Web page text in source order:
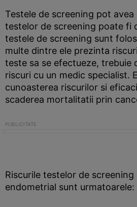
Testele de screening pot avea
testelor de screening poate fi
testele de screening sunt
multe dintre ele prezinta
teste sa se efectueze, trebuie
riscuri cu un medic specialist.
cunoasterea riscurilor si
scaderea mortalitatii prin
Riscurile testelor de
endometrial sunt urmatoarele: